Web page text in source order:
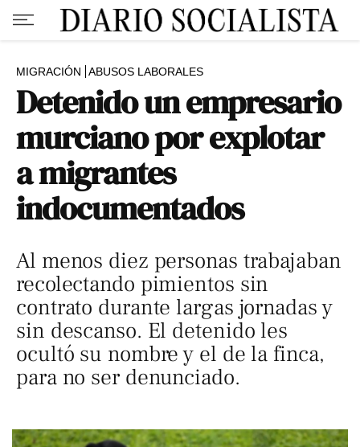
MIGRACIÓN ABUSOS LABORALES
Detenido un empresario
murciano por explotar
a migrantes
indocumentados
Al menos diez personas trabajaban
recolectando pimientos sin
contrato durante largas jornadas y
sin descanso. El detenido les
ocultó su nombre y el de la finca,
para no ser denunciado.